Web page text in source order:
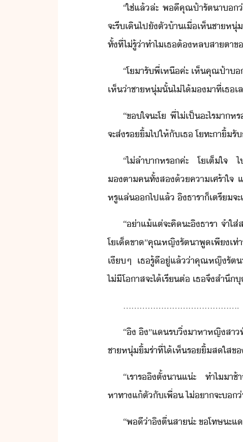
“​ใช่​แล้​ล่ะ​ ​พี​คุณป้า​รัตา​
จะ​รี​เิ​ไป​ั​ตั​้า​เื่​เห็​ชาห
ทั้ที่​ไ่รู้​่า​ทำไ​เธ​ต้​หลสาตา​ข
“​โา​รั​พี่​เหื​ค่ะ​ ​เห็​คุณป้า​
เห็​่า​ชาหุ่​ั้​ไ่ไ้​​าที​่​เธ
“​ขใจ​ะ​โ​ ​พี่​ไ่เป็ะไร​า​
จะ​ส่​ริ้​ไป​ให้​ั​เธ​ ​โทะา​ิ้​รั
“​ไ่​ลำา​หร​ค่ะ​ ​โ​เต็ใจ​ ​ไ
ตา​ค​ทั้ส​้​คาเศร้า​ใจ​
หรู​แล่​​ไป​แล้​ ​ิ​ธารา​็​เตรี​จ
“​่า​แ้แต่​จะ​คิ​ะ​ิ​ธารา​ ​จำ​ใ
โ​เ็ขา​”​คุณหญิ​รัตา​พู​เพี​เท่
เีๆ​ ​เธ​รู้ี​ู่​แล้​่า​คุณหญิ​รัต
ไ่ี​โาส​จะ​ไ้​เรีต่​ ​เธ​จึ​สำ
...........................................
“​ิ​ ​ิ​”​แ​ร​ิ่​าหา​หญิสา
ชาหุ่​ิ้​ร่า​ที่​ไ้​เห็​ริ้​สใส​ข
“​เรา​ร​ิ​ตั้​า​แ่ะ​ ​ทำไ​า
หาทา​แ้ตั​ั​เพื่​ ​ไ่​า​จะ​
“​พี​่า​ิ​ตื่​สา​่ะ​ ​ขโทษ​ะ​แ